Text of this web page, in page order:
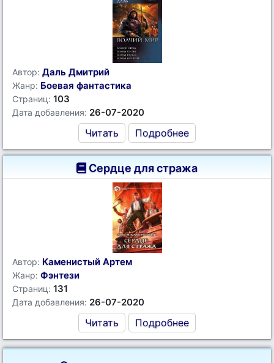
Автор: Даль Дмитрий
Жанр: Боевая фантастика
Страниц: 103
Дата добавления: 26-07-2020
Читать Подробнее
Сердце для стража
Автор: Каменистый Артем
Жанр: Фэнтези
Страниц: 131
Дата добавления: 26-07-2020
Читать Подробнее